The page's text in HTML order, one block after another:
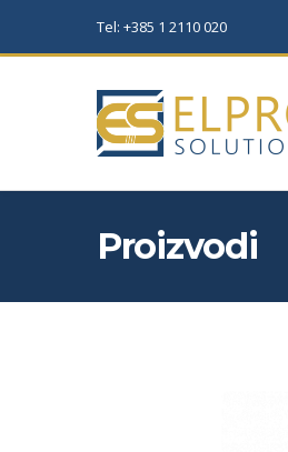
Tel: +385 1 2110 020
Proizvodi